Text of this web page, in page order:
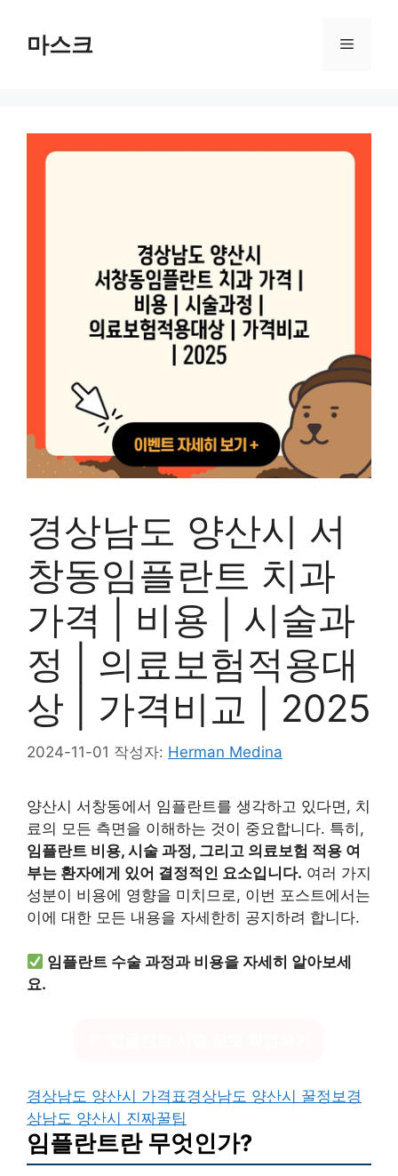
마스크 메
경상남도 양산시 서
창동임플란트 치과
가격 | 비용 | 시술과
정 | 의료보험적용대
상 | 가격비교 | 2025
2024-11-01 작성자: Herman Medina
양산시 서창동에서 임플란트를 생각하고 있다면, 치
료의 모든 측면을 이해하는 것이 중요합니다. 특히,
임플란트 비용, 시술 과정, 그리고 의료보험 적용 여
부는 환자에게 있어 결정적인 요소입니다. 여러 가지
성분이 비용에 영향을 미치므로, 이번 포스트에서는
이에 대한 모든 내용을 자세한히 공지하려 합니다.
임플란트 수술 과정과 비용을 자세히 알아보세
요.
경상남도 양산시 가격표경상남도 양산시 꿀정보경
상남도 양산시 진짜꿀팁
임플란트란 무엇인가?